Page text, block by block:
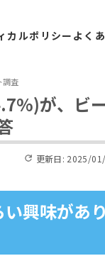
カルポリシー よく
調査
が、ビ
更新日: 2025/
興味があり